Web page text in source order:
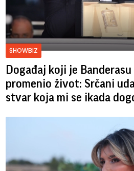
SHOWBIZ
Događaj koji je
promenio život: Srčani
stvar koja mi se ikada